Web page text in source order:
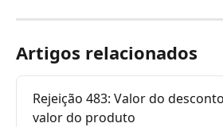
Artigos relacionados
Rejeição 483: Valor do
valor do produto